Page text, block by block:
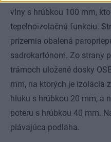
vlny s hrúbkou 100 mm,
tepelnoizolačnú funkciu.
prízemia obalená
sadrokartónom. Zo strany
trámoch uložené dosky
mm, na ktorých je izolácia
hluku s hrúbkou 20 mm, a
poteru s hrúbkou 40 mm.
plávajúca podlaha.